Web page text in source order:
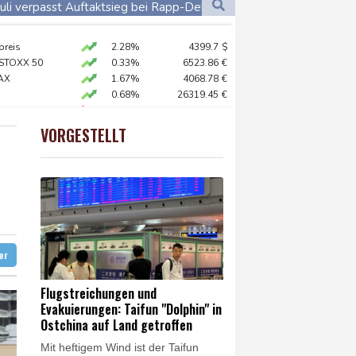
Dortmund
32 °C
32 °C
verpasst Auftaktsieg bei Rapp-Debüt
Berlin pünktlich
2.28% 4399.7 $
50
0.33% 6523.86 €
1.67% 4068.78 €
0.68% 26319.45 €
0.51%
0.32%
VORGESTELLT
Flugstreichungen und
Evakuierungen: Taifun "Dolphin" in
Ostchina auf Land getroffen
Mit heftigem Wind ist der Taifun